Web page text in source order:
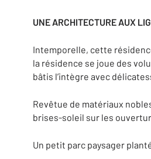
UNE ARCHITECTURE AUX
Intemporelle, cette
la résidence se joue des
bâtis l’intègre avec
Revêtue de matériaux
brises-soleil sur les
Un petit parc paysager